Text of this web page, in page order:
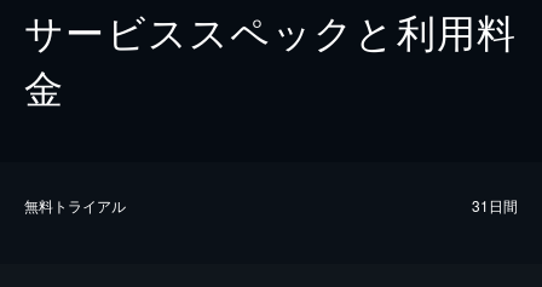
サービススペックと利用料
金
無料トライアル 31日間